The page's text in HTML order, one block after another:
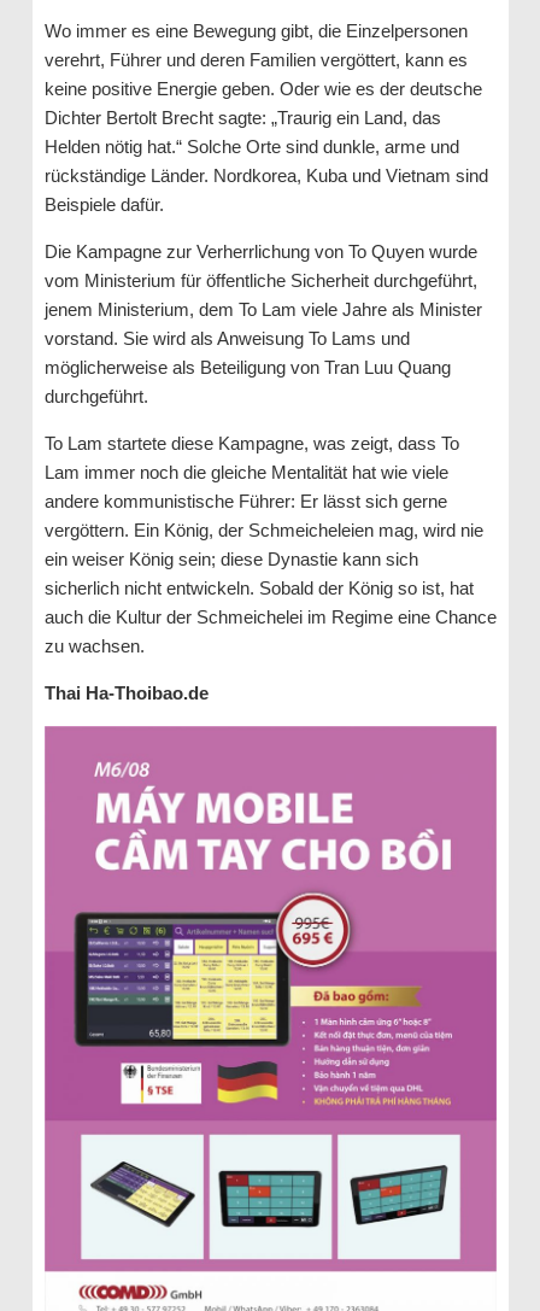
Wo immer es eine Bewegung gibt, die Einzelpersonen
verehrt, Führer und deren Familien vergöttert, kann es
keine positive Energie geben. Oder wie es der deutsche
Dichter Bertolt Brecht sagte: „Traurig ein Land, das
Helden nötig hat.“ Solche Orte sind dunkle, arme und
rückständige Länder. Nordkorea, Kuba und Vietnam sind
Beispiele dafür.
Die Kampagne zur Verherrlichung von To Quyen wurde
vom Ministerium für öffentliche Sicherheit durchgeführt,
jenem Ministerium, dem To Lam viele Jahre als Minister
vorstand. Sie wird als Anweisung To Lams und
möglicherweise als Beteiligung von Tran Luu Quang
durchgeführt.
To Lam startete diese Kampagne, was zeigt, dass To
Lam immer noch die gleiche Mentalität hat wie viele
andere kommunistische Führer: Er lässt sich gerne
vergöttern. Ein König, der Schmeicheleien mag, wird nie
ein weiser König sein; diese Dynastie kann sich
sicherlich nicht entwickeln. Sobald der König so ist, hat
auch die Kultur der Schmeichelei im Regime eine Chance
zu wachsen.
Thai Ha-Thoibao.de